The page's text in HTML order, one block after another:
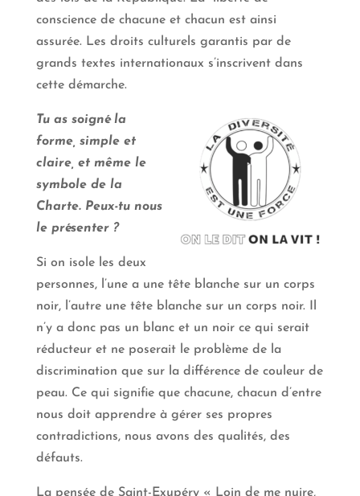
conscience de chacune et chacun est ainsi
assurée. Les droits culturels garantis par de
grands textes internationaux s’inscrivent dans
cette démarche.
Tu as soigné la
forme, simple et
claire, et même le
symbole de la
Charte. Peux-tu nous
le présenter ?
Si on isole les deux
personnes, l’une a une tête blanche sur un corps
noir, l’autre une tête blanche sur un corps noir. Il
n’y a donc pas un blanc et un noir ce qui serait
réducteur et ne poserait le problème de la
discrimination que sur la différence de couleur de
peau. Ce qui signifie que chacune, chacun d’entre
nous doit apprendre à gérer ses propres
contradictions, nous avons des qualités, des
défauts.
La pensée de Saint-Exupéry « Loin de me nuire,